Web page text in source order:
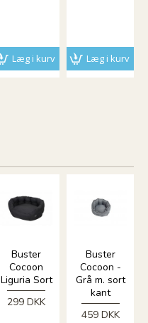
Læg i kurv Læg i kurv
Buster
Cocoon
Liguria Sort
299 DKK
Buster
Cocoon -
Grå m. sort
kant
459 DKK